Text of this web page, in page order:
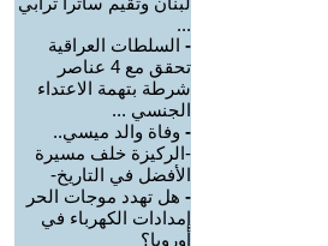
...
- السلطات العراقية
تحقق مع 4 عناصر
شرطة بتهمة الاعتداء
الجنسي ...
- وفاة والد ميسي..
-الركيزة خلف مسيرة
الأفضل في التاريخ-
- هل تهدد موجات الحر
إمدادات الكهرباء في
أوروبا؟